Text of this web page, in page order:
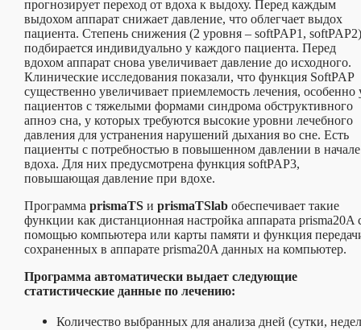
прогнозирует переход от вдоха к выдоху. Перед каждым
выдохом аппарат снижает давление, что облегчает выдох
пациента. Степень снижения (2 уровня – softPAP1, softPAP2)
подбирается индивидуально у каждого пациента. Перед
вдохом аппарат снова увеличивает давление до исходного.
Клинические исследования показали, что функция SoftPAP
существенно увеличивает приемлемость лечения, особенно
пациентов с тяжелыми формами синдрома обструктивного
апноэ сна, у которых требуются высокие уровни лечебного
давления для устранения нарушений дыхания во сне. Есть
пациенты с потребностью в повышенном давлении в начале
вдоха. Для них предусмотрена функция softPAP3,
повышающая давление при вдохе.
Программа prismaTS и prismaTSlab обеспечивает такие
функции как дистанционная настройка аппарата prisma20A
помощью компьютера или карты памяти и функция
сохраненных в аппарате prisma20A данных на компьютер.
Программа автоматически выдает следующие
статистические данные по лечению:
Количество выбранных для анализа дней (сутки,